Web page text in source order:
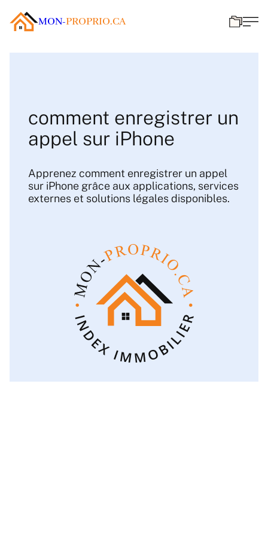
MON-PROPRIO.CA
comment enregistrer un
appel sur iPhone
Apprenez comment enregistrer un appel
sur iPhone grâce aux applications, services
externes et solutions légales disponibles.